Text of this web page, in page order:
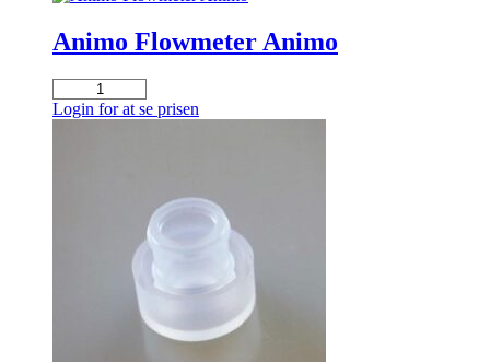
Animo Flowmeter Animo
Animo
Flowmeter
Login for at se prisen